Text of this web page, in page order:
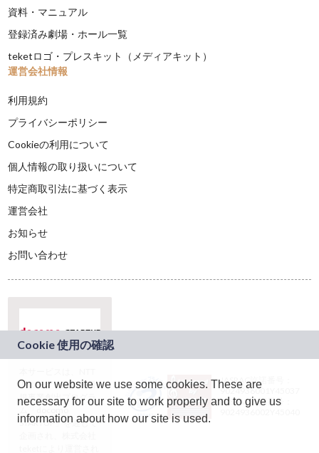
資料・マニュアル
登録済み劇場・ホール一覧
teketロゴ・プレスキット（メディアキット）
運営会社情報
利用規約
プライバシーポリシー
Cookieの利用について
個人情報の取り扱いについて
特定商取引法に基づく表示
運営会社
お知らせ
お問い合わせ
ドコモグループの新
規事業創出プログラ
ム「docomo
STARTUP」を通じて
JASRAC許諾番号：
9024936001Y45037
JASRAC許諾番号：
On our website we use some cookies. These are
necessary for our site to work properly and to give us
information about how our site is used.